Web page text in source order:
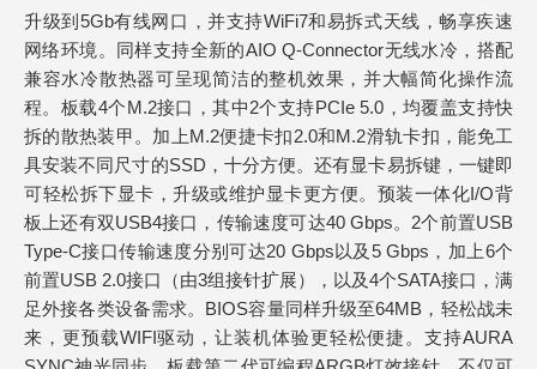
升级到5Gb有线网口，并支持WiFi7和易拆式天线，畅享疾速
网络环境。同样支持全新的AIO Q-Connector无线水冷，搭配
兼容水冷散热器可呈现简洁的整机效果，并大幅简化操作流
程。板载4个M.2接口，其中2个支持PCIe 5.0，均覆盖支持快
拆的散热装甲。加上M.2便捷卡扣2.0和M.2滑轨卡扣，能免工
具安装不同尺寸的SSD，十分方便。还有显卡易拆键，一键即
可轻松拆下显卡，升级或维护显卡更方便。预装一体化I/O背
板上还有双USB4接口，传输速度可达40 Gbps。2个前置USB
Type-C接口传输速度分别可达20 Gbps以及5 Gbps，加上6个
前置USB 2.0接口（由3组接针扩展），以及4个SATA接口，满
足外接各类设备需求。BIOS容量同样升级至64MB，轻松战未
来，更预载WIFI驱动，让装机体验更轻松便捷。支持AURA